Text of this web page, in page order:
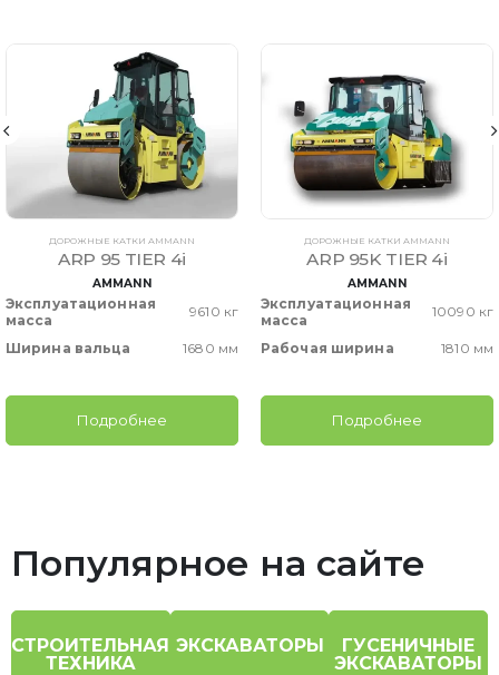
ДОРОЖНЫЕ КАТКИ AMMANN
ARP 95 TIER 4i
AMMANN
Эксплуатационная
масса
9610 кг
Ширина вальца 1680 мм
Подробнее
ДОРОЖНЫЕ КАТКИ AMMANN
ARP 95K TIER 4i
AMMANN
Эксплуатационная
масса
10090 кг
Рабочая ширина 1810 мм
Подробнее
Популярное на сайте
СТРОИТЕЛЬНАЯ
ТЕХНИКА
ЭКСКАВАТОРЫ
ГУСЕНИЧНЫЕ
ЭКСКАВАТОРЫ